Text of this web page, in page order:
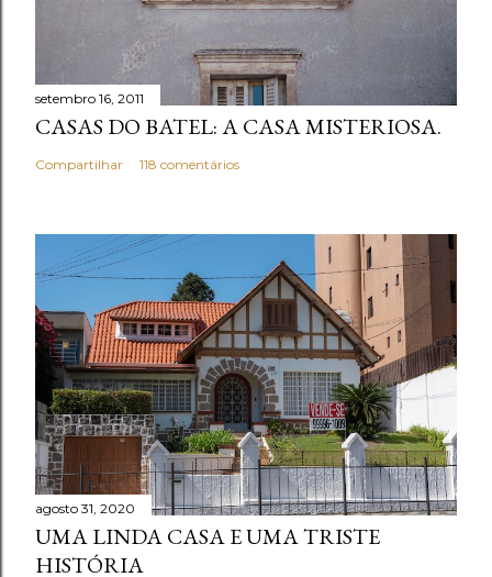
setembro 16, 2011
CASAS DO BATEL: A CASA MISTERIOSA.
Compartilhar 118 comentários
agosto 31, 2020
UMA LINDA CASA E UMA TRISTE
HISTÓRIA